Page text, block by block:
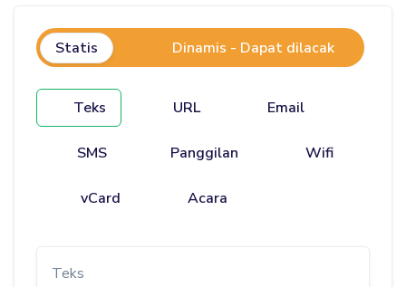
Statis Dinamis - Dapat dilacak
Teks URL Email
SMS Panggilan Wifi
vCard Acara
Teks